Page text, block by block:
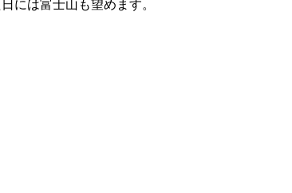
には富士山も望めます。